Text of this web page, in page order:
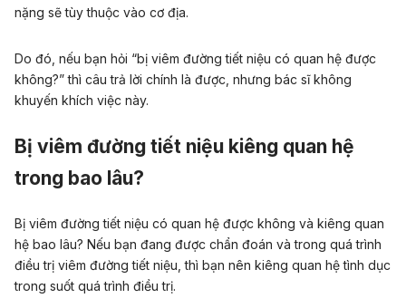
nặng sẽ tùy thuộc vào cơ địa.
Do đó, nếu bạn hỏi “bị viêm đường tiết niệu có quan hệ được
không?” thì câu trả lời chính là được, nhưng bác sĩ không
khuyến khích việc này.
Bị viêm đường tiết niệu kiêng quan hệ
trong bao lâu?
Bị viêm đường tiết niệu có quan hệ được không và kiêng quan
hệ bao lâu? Nếu bạn đang được chẩn đoán và trong quá trình
điều trị viêm đường tiết niệu, thì bạn nên kiêng quan hệ tình dục
trong suốt quá trình điều trị.